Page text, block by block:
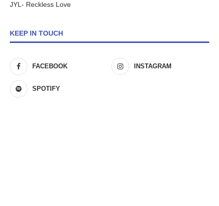
JYL- Reckless Love
KEEP IN TOUCH
FACEBOOK INSTAGRAM
SPOTIFY